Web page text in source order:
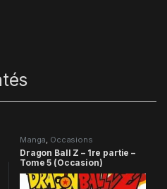
Manga, Occasions
Dragon Ball Z – 1re partie –
Tome 5 (Occasion)